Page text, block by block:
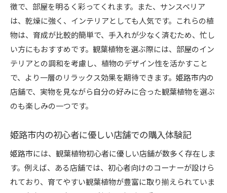
観葉植物を育てることで得られる満足感
自宅での観葉植物ライフをもっと楽しむヒント
観葉植物初心者向け！姫路市で安心して育てるため
のコツ
観葉植物初心者が陥りがちな失敗例と対策
育てやすい観葉植物を選ぶためのポイント
観葉植物の成長を促進するテクニック
姫路市で買えるおすすめの観葉植物用品
観葉植物の健康状態を保つためのヒント
徴で、部屋を明るく彩ってくれます。また、サンスベリア
は、乾燥に強く、インテリアとしても人気です。これらの植
物は、育成が比較的簡単で、手入れが少なく済むため、忙し
い方にもおすすめです。観葉植物を選ぶ際には、部屋のイン
テリアとの調和を考慮し、植物のデザイン性を活かすこと
で、より一層のリラックス効果を期待できます。姫路市内の
店舗で、実物を見ながら自分の好みに合った観葉植物を選ぶ
のも楽しみの一つです。
姫路市内の初心者に優しい店舗での購入体験記
姫路市には、観葉植物初心者に優しい店舗が数多く存在しま
す。例えば、ある店舗では、初心者向けのコーナーが設けら
れており、育てやすい観葉植物が豊富に取り揃えられていま